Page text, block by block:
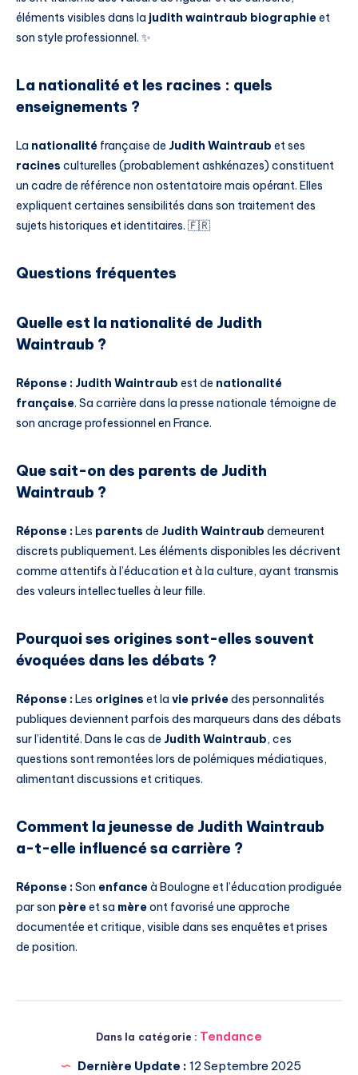
éléments visibles dans la judith waintraub biographieet
son style professionnel. ✨
La nationalité et les racines : quels
enseignements ?
La nationalité française de Judith Waintraub et ses
racines culturelles (probablement ashkénazes) constituent
un cadre de référence non ostentatoire mais opérant. Elles
expliquent certaines sensibilités dans son traitement des
sujets historiques et identitaires. 🇫🇷
Questions fréquentes
Quelle est la nationalité de Judith
Waintraub ?
Réponse : Judith Waintraub est de nationalité
française. Sa carrière dans la presse nationale témoigne de
son ancrage professionnel en France.
Que sait-on des parents de Judith
Waintraub ?
Réponse :Les parents de Judith Waintraub demeurent
discrets publiquement. Les éléments disponibles les décrivent
comme attentifs à l’éducation et à la culture, ayant transmis
des valeurs intellectuelles à leur fille.
Pourquoi ses origines sont-elles souvent
évoquées dans les débats ?
Réponse :Les origines et la vie privéedes personnalités
publiques deviennent parfois des marqueurs dans des débats
sur l’identité. Dans le cas de Judith Waintraub, ces
questions sont remontées lors de polémiques médiatiques,
alimentant discussions et critiques.
Comment la jeunesse de Judith Waintraub
a-t-elle influencé sa carrière ?
Réponse :Son enfanceà Boulogne et l’éducation prodiguée
par son pèreet sa mèreont favorisé une approche
documentée et critique, visible dans ses enquêtes et prises
de position.
Dans la catégorie : Tendance
Dernière Update : 12 Septembre 2025